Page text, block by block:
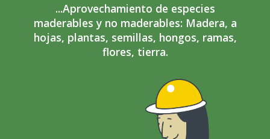
...Aprovechamiento de especies
maderables y no maderables: Madera, a
hojas, plantas, semillas, hongos, ramas,
flores, tierra.